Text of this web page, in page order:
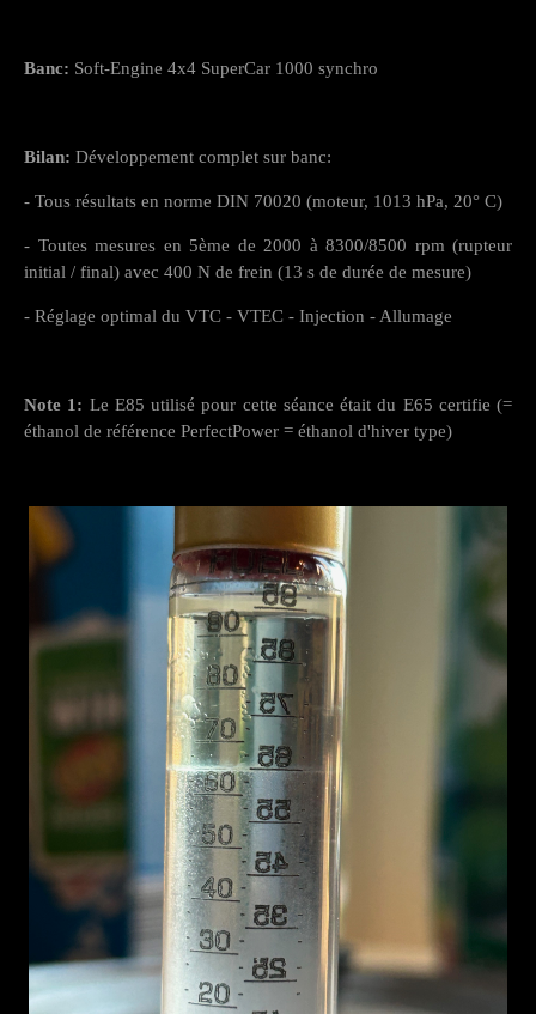
Banc: Soft-Engine 4x4 SuperCar 1000 synchro
Bilan: Développement complet sur banc:
- Tous résultats en norme DIN 70020 (moteur, 1013 hPa, 20° C)
- Toutes mesures en 5ème de 2000 à 8300/8500 rpm (rupteur
initial / final) avec 400 N de frein (13 s de durée de mesure)
- Réglage optimal du VTC - VTEC - Injection - Allumage
Note 1: Le E85 utilisé pour cette séance était du E65 certifie (=
éthanol de référence PerfectPower = éthanol d'hiver type)